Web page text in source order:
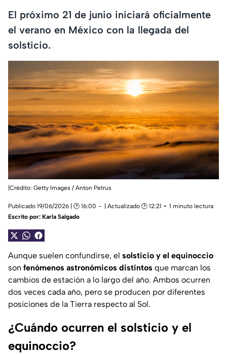
El próximo 21 de junio iniciará oficialmente
el verano en México con la llegada del
solsticio.
|Crédito: Getty Images / Anton Petrus
Publicado 19/06/2026 | 🕑 16:00 | Actualizado 🕑 12:21
1 minuto lectura
Escrito por: Karla Salgado
Aunque suelen confundirse, el solsticio y el equinoccio
son fenómenos astronómicos distintos que marcan los
cambios de estación a lo largo del año. Ambos ocurren
dos veces cada año, pero se producen por diferentes
posiciones de la Tierra respecto al Sol.
¿Cuándo ocurren el solsticio y el
equinoccio?